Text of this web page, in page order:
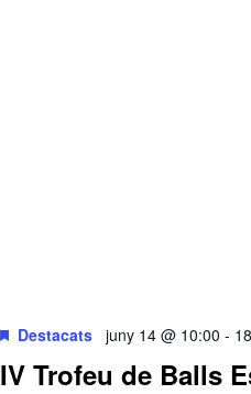
IV Trofeu de Balls
Destacats juny 14 @ 10:00 -